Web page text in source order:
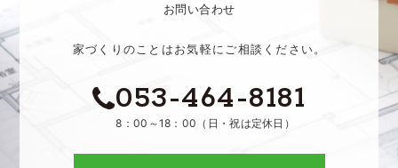
お問い合わせ
家づくりのことはお気軽にご相談ください。
053-464-8181
8：00～18：00（日・祝は定休日）